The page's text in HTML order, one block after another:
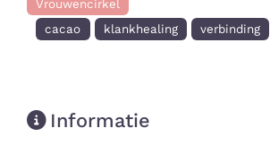
Vrouwencirkel
cacao
klankhealing verbinding
Informatie